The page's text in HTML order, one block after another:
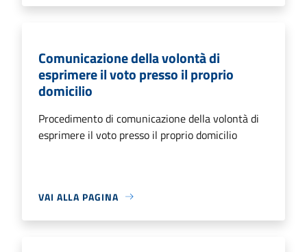
Comunicazione della volontà di
esprimere il voto presso il proprio
domicilio
Procedimento di comunicazione della volontà di
esprimere il voto presso il proprio domicilio
VAI ALLA PAGINA